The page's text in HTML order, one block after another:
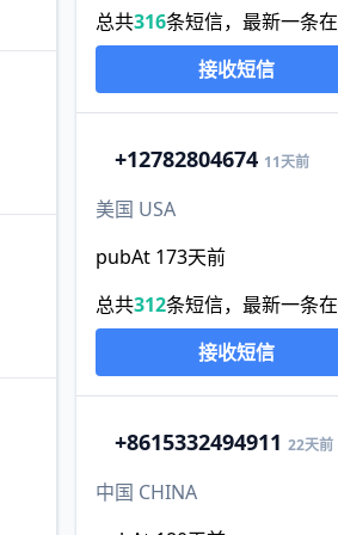
总共316条短信，最新一条在
接收短信
+12782804674 11天前
美国 USA
pubAt 173天前
总共312条短信，最新一条在
接收短信
+8615332494911 22天前
中国 CHINA